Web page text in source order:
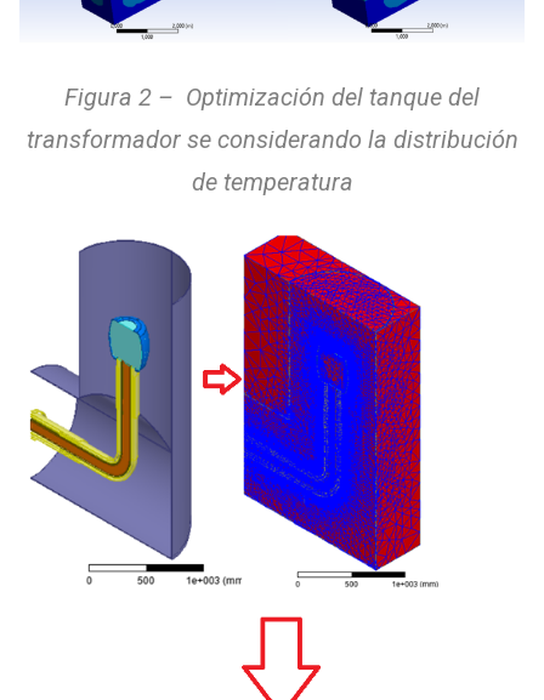
Figura 2 – Optimización del tanque del
transformador se considerando la distribución
de temperatura